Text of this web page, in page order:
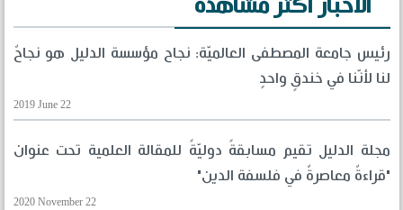
الأخبار أكثر مشاهدة
رئيس جامعة المصطفى العالميّة: نجاح مؤسسة الدليل هو نجاحٌ
لنا لأنّنا في خندقٍ واحدٍ
2019 June 22
مجلة الدليل تقيم مسابقةً دوليّةً للمقالة العلمية تحت عنوان
"قراءةٌ معاصرةٌ في فلسفة الدين"
2020 November 22